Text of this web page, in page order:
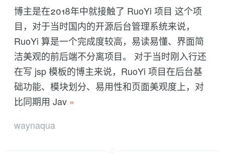
博主是在2018年中就接触了 RuoYi 项目 这个项
目，对于当时国内的开源后台管理系统来说，
RuoYi 算是一个完成度较高，易读易懂、界面简
洁美观的前后端不分离项目。 对于当时刚入行还
在写 jsp 模板的博主来说，RuoYi 项目在后台基
础功能、模块划分、易用性和页面美观度上，对
比同期用 Jav »
waynaqua